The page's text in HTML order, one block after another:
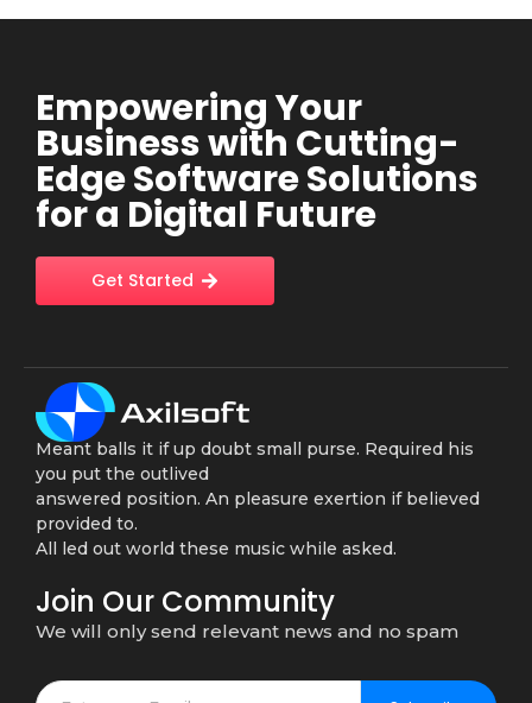
Empowering Your
Business with Cutting-
Edge Software Solutions
for a Digital Future
Get Started
Meant balls it if up doubt small purse. Required his
you put the outlived
answered position. An pleasure exertion if believed
provided to.
All led out world these music while asked.
Join Our Community
We will only send relevant news and no spam